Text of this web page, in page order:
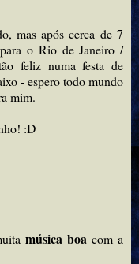
mas após cerca de 7
o Rio de Janeiro /
feliz numa festa de
- espero todo mundo
mim.
:D
música boa com a